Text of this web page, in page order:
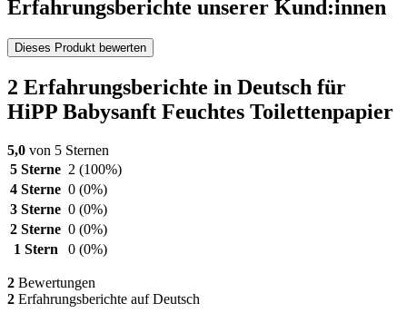
Erfahrungsberichte unserer Kund:innen
Dieses Produkt bewerten
2 Erfahrungsberichte in Deutsch für
HiPP Babysanft Feuchtes Toilettenpapier
5,0 von 5 Sternen
5 Sterne 2 (100%)
4 Sterne 0 (0%)
3 Sterne 0 (0%)
2 Sterne 0 (0%)
1 Stern
0 (0%)
2 Bewertungen
2 Erfahrungsberichte auf Deutsch